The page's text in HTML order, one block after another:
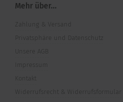
Mehr über...
Zahlung & Versand
Privatsphäre und Datenschutz
Unsere AGB
Impressum
Kontakt
Widerrufsrecht & Widerrufsformular